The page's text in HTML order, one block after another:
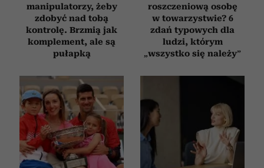
manipulatorzy, żeby
zdobyć nad tobą
kontrolę. Brzmią jak
komplement, ale są
pułapką
roszczeniową osobę
w towarzystwie? 6
zdań typowych dla
ludzi, którym
„wszystko się należy”